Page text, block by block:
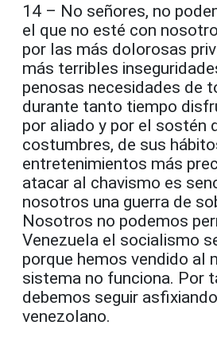
14 – No señores, no
el que no esté con
por las más dolorosas
más terribles
penosas necesidades de
durante tanto tiempo
por aliado y por el sostén
costumbres, de sus
entretenimientos más
atacar al chavismo es
nosotros una guerra de
Nosotros no podemos
Venezuela el socialismo
porque hemos vendido al
sistema no funciona. Por
debemos seguir
venezolano.